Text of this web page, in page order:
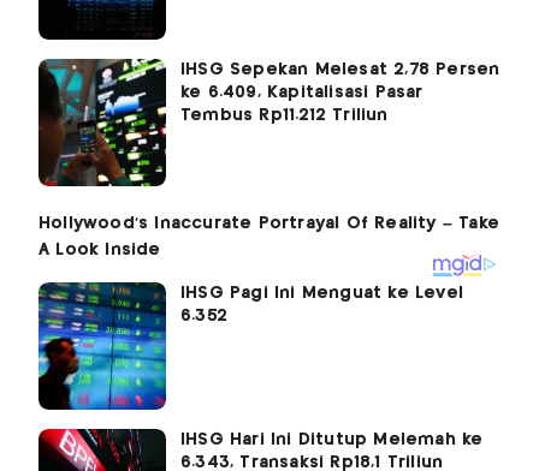
IHSG Sepekan Melesat 2,78 Persen
ke 6.409, Kapitalisasi Pasar
Tembus Rp11.212 Triliun
IHSG Pagi Ini Menguat ke Level
6.352
IHSG Hari Ini Ditutup Melemah ke
6.343, Transaksi Rp18,1 Triliun